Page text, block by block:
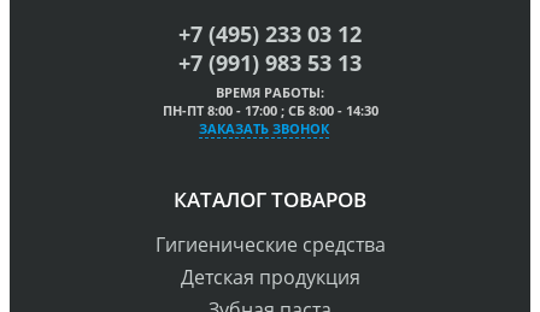
+7 (495) 233 03 12
+7 (991) 983 53 13
ВРЕМЯ РАБОТЫ:
ПН-ПТ 8:00 - 17:00 ; СБ 8:00 - 14:30
ЗАКАЗАТЬ ЗВОНОК
КАТАЛОГ ТОВАРОВ
Гигиенические средства
Детская продукция